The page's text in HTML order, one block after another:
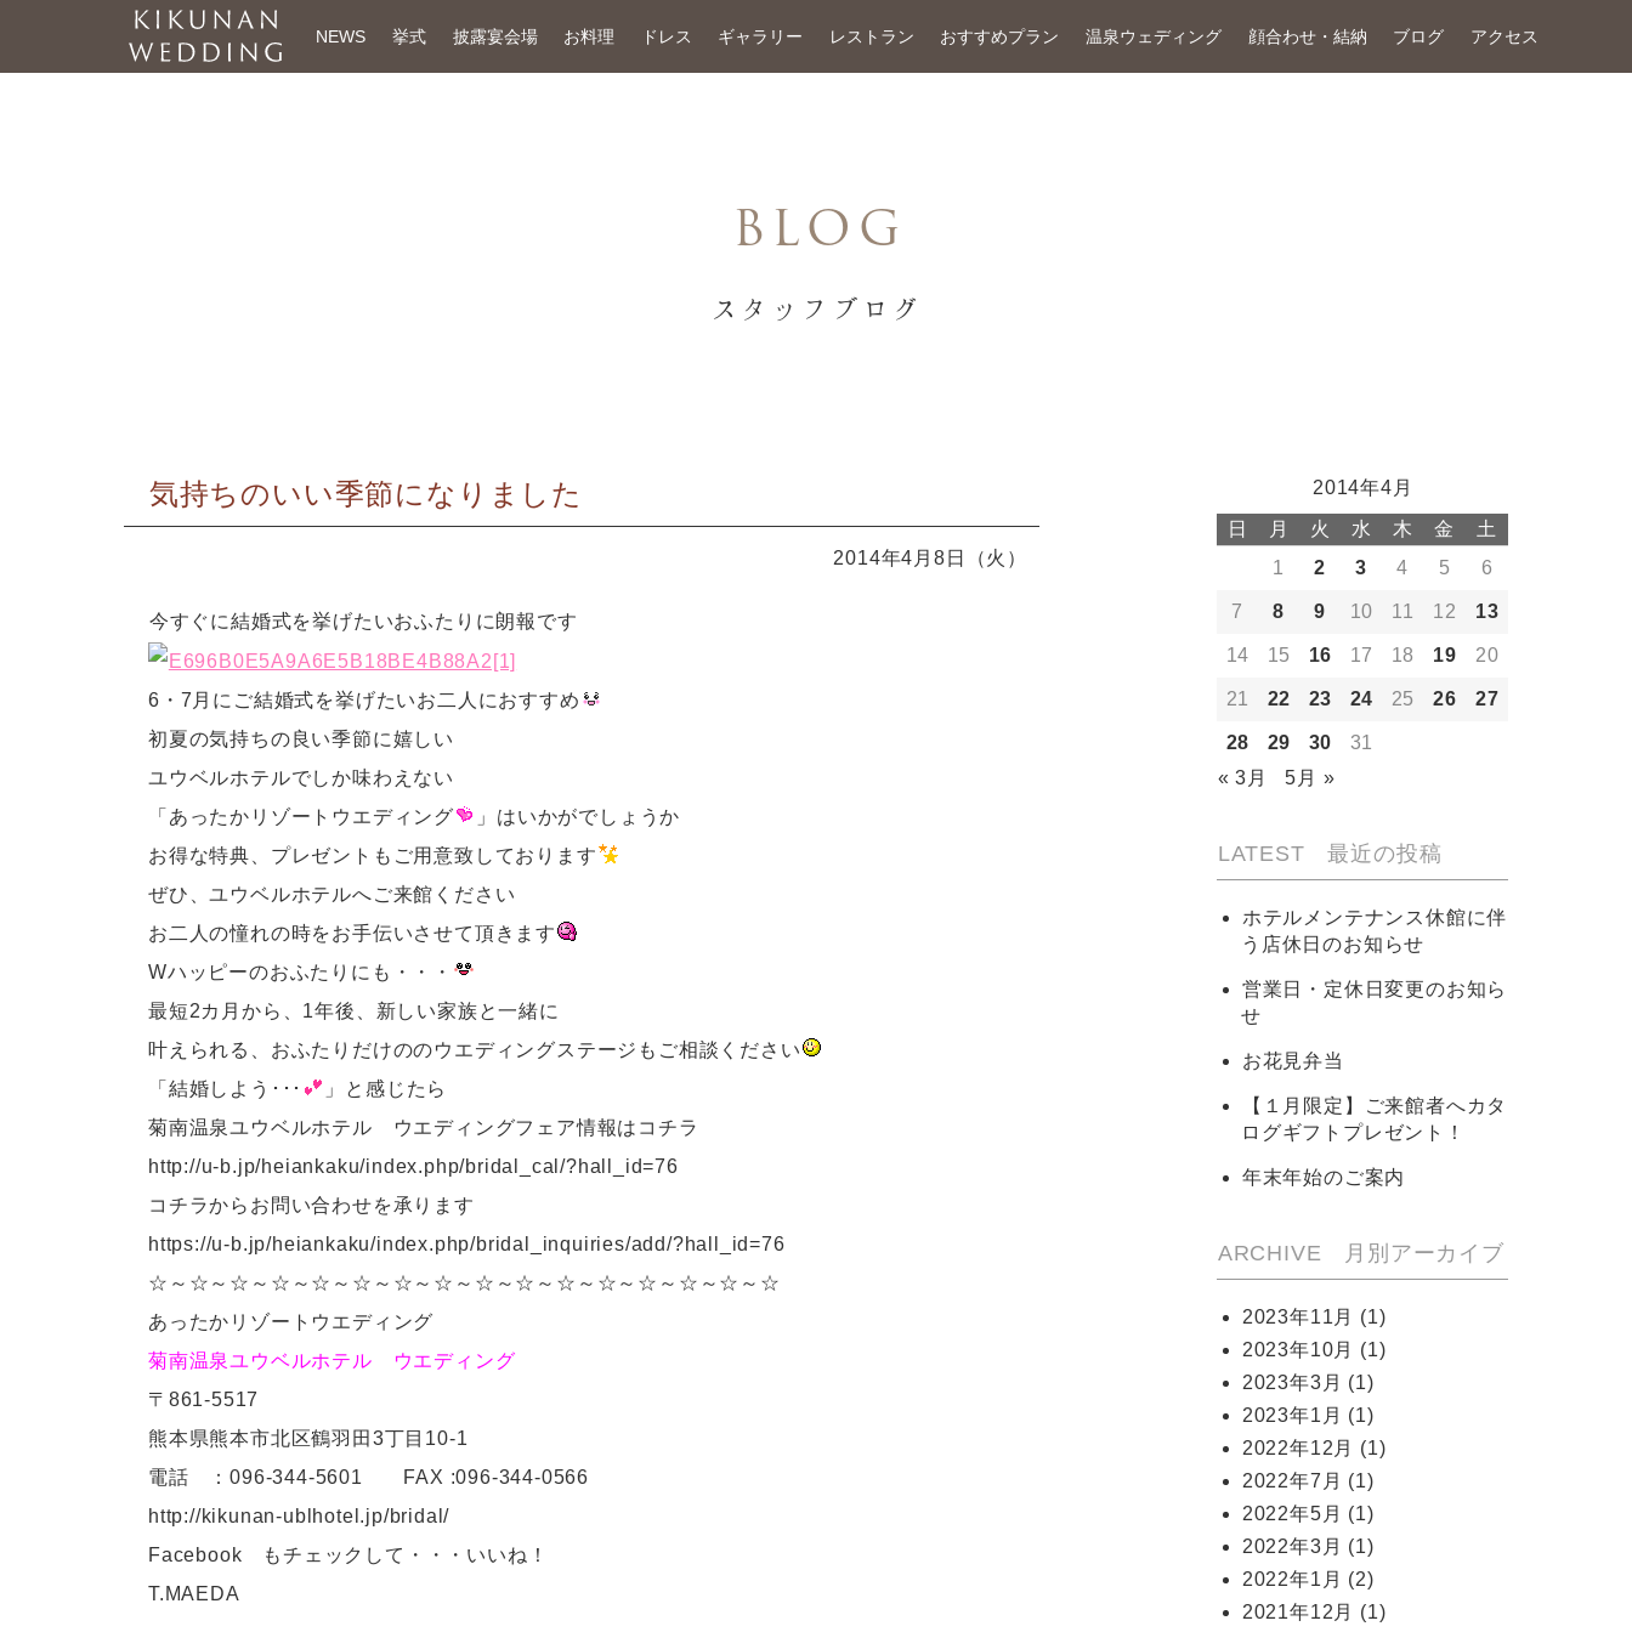
NEWS 挙式 披露宴会場 お料理 ドレス ギャラリー レストラン おすすめプラン 温泉ウェディング 顔合わせ・結納 ブログ アクセス
BLOG
スタッフブログ
気持ちのいい季節になりました
2014年4月8日（火）
今すぐに結婚式を挙げたいおふたりに朗報です
6・7月にご結婚式を挙げたいお二人におすすめ
初夏の気持ちの良い季節に嬉しい
ユウベルホテルでしか味わえない
「あったかリゾートウエディング
」はいかがでしょうか
お得な特典、プレゼントもご用意致しております
ぜひ、ユウベルホテルへご来館ください
お二人の憧れの時をお手伝いさせて頂きます
Wハッピーのおふたりにも・・・
最短2カ月から、1年後、新しい家族と一緒に
叶えられる、おふたりだけののウエディングステージもご相談ください
「結婚しよう･･･
」と感じたら
菊南温泉ユウベルホテル ウエディングフェア情報はコチラ
http://u-b.jp/heiankaku/index.php/bridal_cal/?hall_id=76
コチラからお問い合わせを承ります
https://u-b.jp/heiankaku/index.php/bridal_inquiries/add/?hall_id=76
☆～☆～☆～☆～☆～☆～☆～☆～☆～☆～☆～☆～☆～☆～☆～☆
あったかリゾートウエディング
菊南温泉ユウベルホテル ウエディング
〒861-5517
熊本県熊本市北区鶴羽田3丁目10-1
電話 ：096-344-5601 FAX :096-344-0566
http://kikunan-ublhotel.jp/bridal/
Facebook もチェックして・・・いいね！
T.MAEDA
2014年4月
日
月 火 水 木 金
土
1
2 3 4 5 6
7 8 9 10 11 12 13
14 15 16 17 18 19 20
21 22 23 24 25 26 27
28 29 30
31
« 3月
5月 »
LATEST 最近の投稿
ホテルメンテナンス休館に伴
う店休日のお知らせ
営業日・定休日変更のお知ら
せ
お花見弁当
【１月限定】ご来館者へカタ
ログギフトプレゼント！
年末年始のご案内
ARCHIVE 月別アーカイブ
2023年11月
(1)
2023年10月
(1)
2023年3月 (1)
2023年1月 (1)
2022年12月
(1)
2022年7月 (1)
2022年5月 (1)
2022年3月 (1)
2022年1月 (2)
2021年12月
(1)